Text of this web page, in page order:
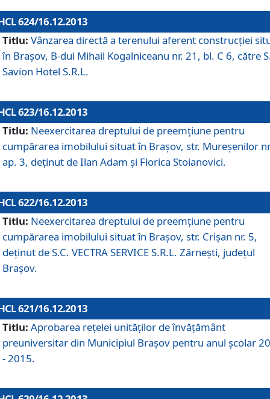
624/16.12.2013
Titlu: Vânzarea directă a terenului aferent construcţiei
în Braşov, B-dul Mihail Kogalniceanu nr. 21, bl. C 6, către
Savion Hotel S.R.L.
623/16.12.2013
Titlu: Neexercitarea dreptului de preemţiune pentru
cumpărarea imobilului situat în Braşov, str. Mureşenilor
ap. 3, deţinut de Ilan Adam şi Florica Stoianovici.
622/16.12.2013
Titlu: Neexercitarea dreptului de preemţiune pentru
cumpărarea imobilului situat în Braşov, str. Crişan nr. 5,
deţinut de S.C. VECTRA SERVICE S.R.L. Zărneşti, judeţul
Braşov.
621/16.12.2013
Titlu: Aprobarea reţelei unităţilor de învăţământ
preuniversitar din Municipiul Braşov pentru anul şcolar
- 2015.